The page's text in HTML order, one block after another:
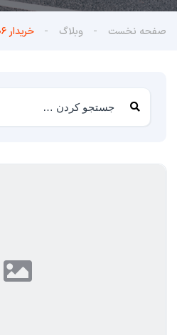
صفحه نخست وبلاگ خریدار ۲۰۶ در محل